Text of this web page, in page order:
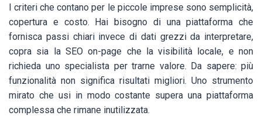
I criteri che contano per le piccole imprese sono semplicità,
copertura e costo. Hai bisogno di una piattaforma che
fornisca passi chiari invece di dati grezzi da interpretare,
copra sia la SEO on-page che la visibilità locale, e non
richieda uno specialista per trarne valore. Da sapere: più
funzionalità non significa risultati migliori. Uno strumento
mirato che usi in modo costante supera una piattaforma
complessa che rimane inutilizzata.